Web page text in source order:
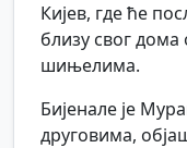
Кијев, где ће
близу свог
шињелима.
Бијенале је
друговима,